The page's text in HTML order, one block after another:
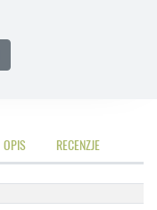
OPIS RECENZJE